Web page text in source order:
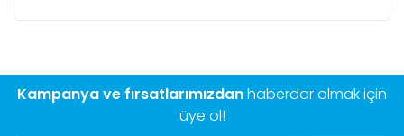
Kampanya ve fırsatlarımızdanhaberdar olmak için
üye ol!